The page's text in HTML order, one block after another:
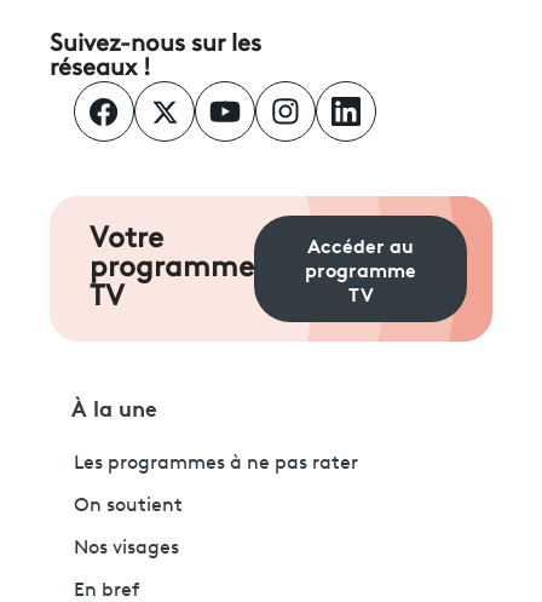
Suivez-nous sur les
réseaux !
Votre
programme
TV
Accéder au
programme
TV
À la une
Les programmes à ne pas rater
On soutient
Nos visages
En bref